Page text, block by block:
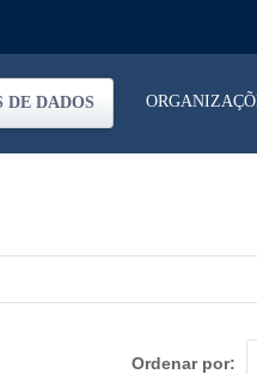
DE DADOS
Ordenar por